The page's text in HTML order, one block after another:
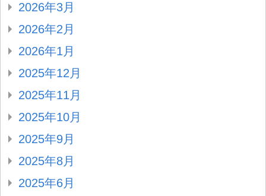
2026年3月
2026年2月
2026年1月
2025年12月
2025年11月
2025年10月
2025年9月
2025年8月
2025年6月